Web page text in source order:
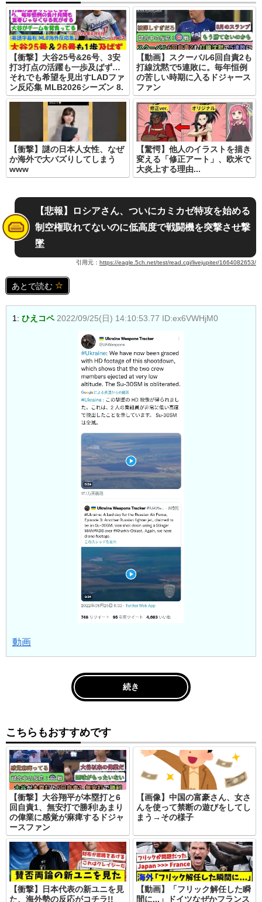
【衝撃】大谷25号&26号、3安
打3打点の活躍も一歩及ばず…
それでも希望を見出すLADファ
ン反応集 MLB2026シーズン 8.
【動画】スクーバル6回自責2も
打線沈黙で5連敗に。毎年恒例
の苦しい時期に入るドジャース
ファン
【衝撃】謎の日本人女性、なぜ
か海外で大バズりしてしまう
www
【驚愕】他人のイラストを描き
変える「修正アート」、欧米で
大炎上する理由...
【悲報】ロシアさん、ついにカミカゼ特攻を始める
制空権取れてないのに低高度で戦闘機を突撃させ撃
墜
引用元： https://eagle.5ch.net/test/read.cgi/livejupiter/1664082653/
あとで読む
1: ひえコペ 2022/09/25(日) 14:10:53.77 ID:ex6VWHjM0
動画
続き
こちらもおすすめです
【衝撃】大谷翔平が本塁打と6
回自責1、無安打で勝利!あまり
の偉業に感覚が麻痺するドジャ
ースファン
【画像】中国の富豪さん、女さ
んを使って禁断の遊びをしてし
まう→その様子
【衝撃】日本代表の新ユニを見
た、海外勢の反応がコチラ!!
【動画】「フリック解任した瞬
間に...」ドイツなぜかフランス